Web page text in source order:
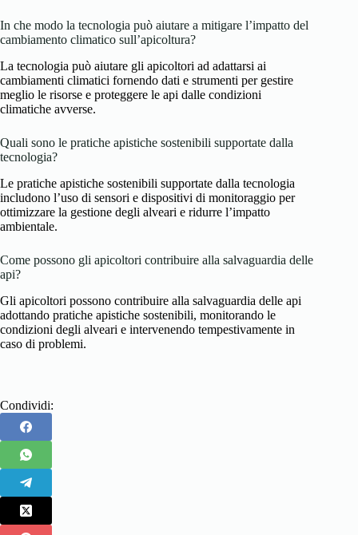
In che modo la tecnologia può aiutare a mitigare l’impatto del
cambiamento climatico sull’apicoltura?
La tecnologia può aiutare gli apicoltori ad adattarsi ai
cambiamenti climatici fornendo dati e strumenti per gestire
meglio le risorse e proteggere le api dalle condizioni
climatiche avverse.
Quali sono le pratiche apistiche sostenibili supportate dalla
tecnologia?
Le pratiche apistiche sostenibili supportate dalla tecnologia
includono l’uso di sensori e dispositivi di monitoraggio per
ottimizzare la gestione degli alveari e ridurre l’impatto
ambientale.
Come possono gli apicoltori contribuire alla salvaguardia delle
api?
Gli apicoltori possono contribuire alla salvaguardia delle api
adottando pratiche apistiche sostenibili, monitorando le
condizioni degli alveari e intervenendo tempestivamente in
caso di problemi.
Condividi: